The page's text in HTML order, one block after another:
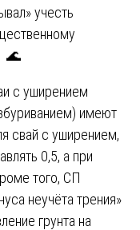
учесть
🌊
с уширением
имеют
свай с уширением,
0,5, а при
того, СП
неучёта трения»
грунта на